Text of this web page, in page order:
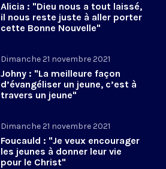
Alicia : "Dieu nous a tout laissé,
il nous reste juste à aller porter
cette Bonne Nouvelle"
Dimanche 21 novembre 2021
Johny : "La meilleure façon
d’évangéliser un jeune, c’est à
travers un jeune"
Dimanche 21 novembre 2021
Foucauld : "Je veux encourager
les jeunes à donner leur vie
pour le Christ"